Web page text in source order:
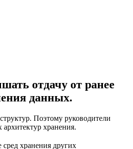
отдачу от ранее
данных.
Поэтому руководители
хранения.
хранения других